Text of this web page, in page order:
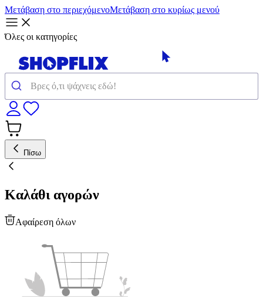
Μετάβαση στο περιεχόμενοΜετάβαση στο κυρίως μενού
Όλες οι κατηγορίες
Πίσω
Καλάθι αγορών
Αφαίρεση όλων